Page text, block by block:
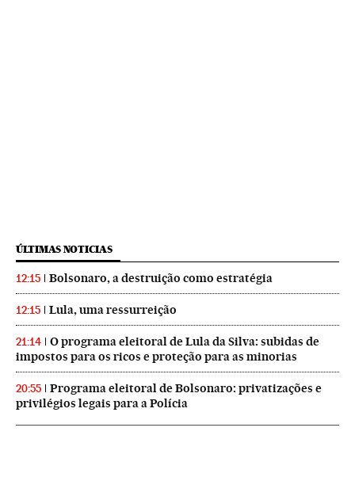
ÚLTIMAS NOTICIAS
12:15 Bolsonaro, a destruição como estratégia
12:15 Lula, uma ressurreição
21:14
O programa eleitoral de Lula da Silva: subidas de
impostos para os ricos e proteção para as minorias
20:55
Programa eleitoral de Bolsonaro: privatizações e
privilégios legais para a Polícia